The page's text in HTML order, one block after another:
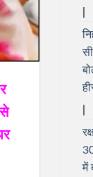
में